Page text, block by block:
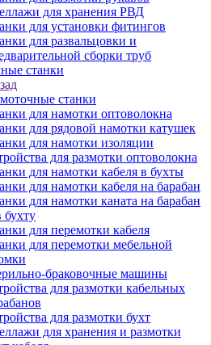
для хранения РВД
для установки фитингов
для развальцовки и
сборки труб
станки
станки
для намотки оптоволокна
для рядовой намотки катушек
для намотки изоляции
для размотки оптоволокна
для намотки кабеля в бухты
для намотки кабеля на барабан
для намотки каната на барабан
бухту
для перемотки кабеля
для перемотки мебельной
браковочные машины
для размотки кабельных
для размотки бухт
для хранения и размотки